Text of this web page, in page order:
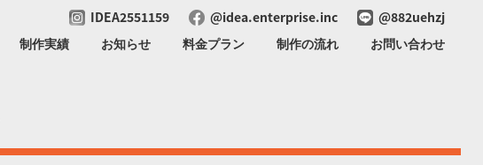
IDEA2551159 @idea.enterprise.inc @882uehzj
制作実績 お知らせ 料金プラン 制作の流れ お問い合わせ